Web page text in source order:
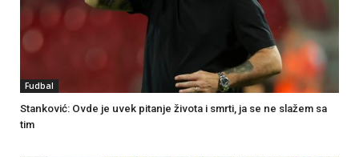
Fudbal
Stanković: Ovde je uvek pitanje života i smrti, ja se ne slažem sa
tim